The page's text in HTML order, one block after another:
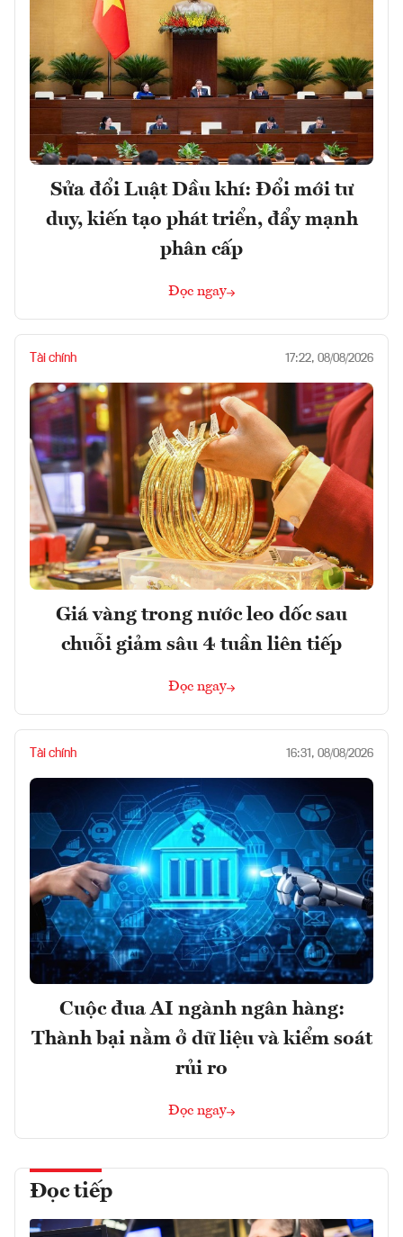
Sửa đổi Luật Dầu khí: Đổi mới tư
duy, kiến tạo phát triển, đẩy mạnh
phân cấp
Đọc ngay
Tài chính 17:22, 08/08/2026
Giá vàng trong nước leo dốc sau
chuỗi giảm sâu 4 tuần liên tiếp
Đọc ngay
Tài chính 16:31, 08/08/2026
Cuộc đua AI ngành ngân hàng:
Thành bại nằm ở dữ liệu và kiểm soát
rủi ro
Đọc ngay
Đọc tiếp